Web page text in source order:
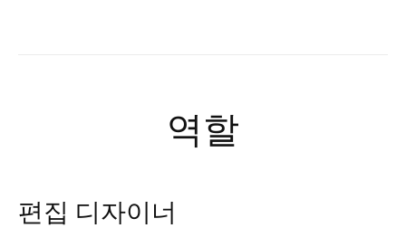
역할
편집 디자이너